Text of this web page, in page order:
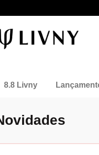
8.8 Livny